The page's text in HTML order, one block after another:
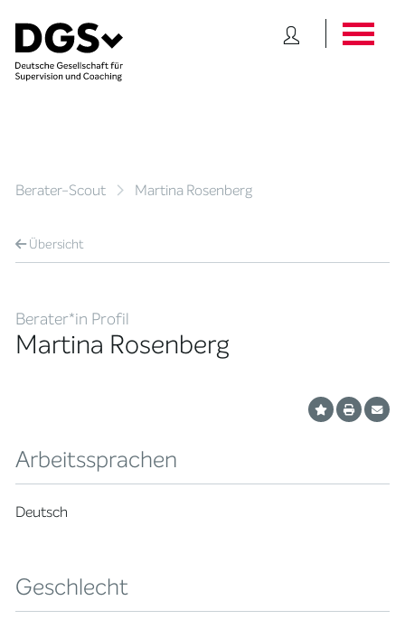
Berater-Scout Martina Rosenberg
Übersicht
Berater*in Profil
Martina Rosenberg
Arbeitssprachen
Deutsch
Geschlecht